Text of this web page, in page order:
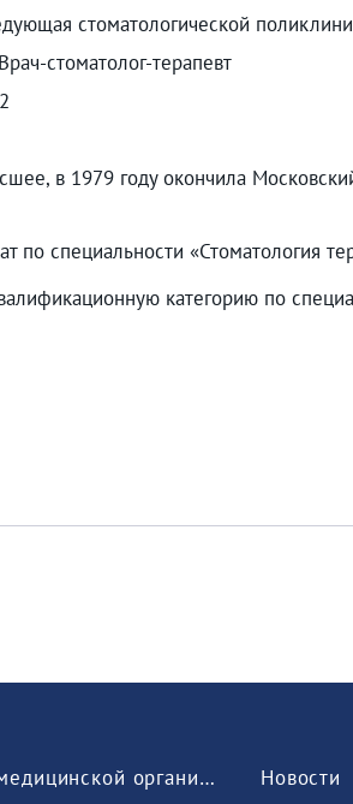
стоматологической
Врач-стоматолог-терапевт
в 1979 году окончила
по специальности «Стоматология
категорию по
Сведения о медицинской организации
Новости